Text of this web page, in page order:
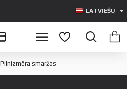
LATVIEŠU
Pilnizmēra smaržas